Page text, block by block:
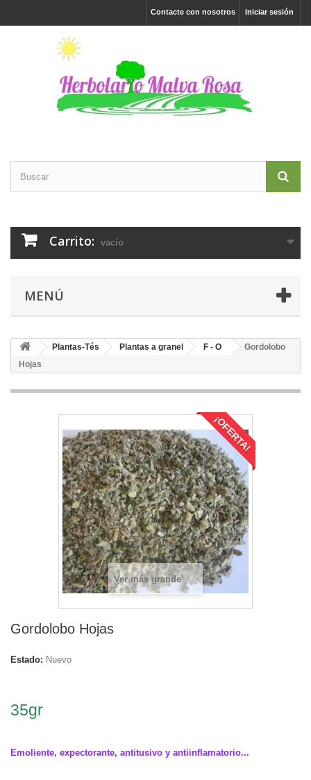
Iniciar sesión
Contacte con nosotros
Carrito: vacío
MENÚ
Plantas-Tés Plantas a granel F - O
Gordolobo
Hojas
¡OFERTA!
Ver más grande
Gordolobo Hojas
Estado: Nuevo
35gr
Emoliente, expectorante, antitusivo y antiinflamatorio...